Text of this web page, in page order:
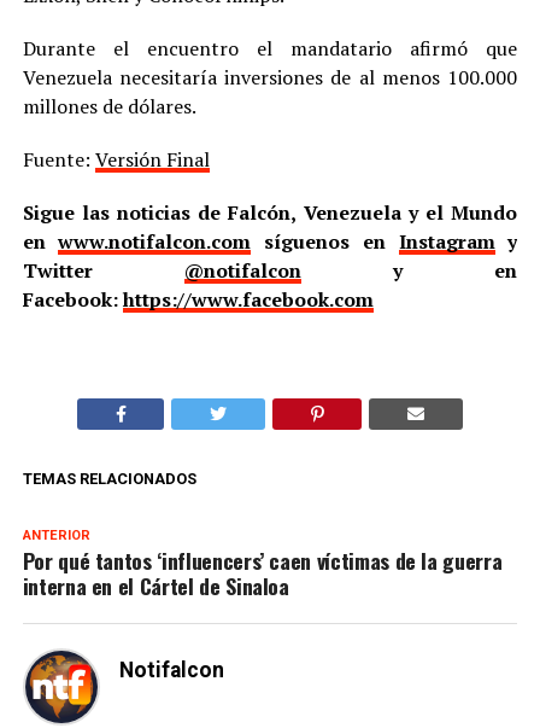
Durante el encuentro el mandatario afirmó que
Venezuela necesitaría inversiones de al menos 100.000
millones de dólares.
Fuente: Versión Final
Sigue las noticias de Falcón, Venezuela y el Mundo
enwww.notifalcon.com síguenos en Instagramy
Twitter @notifalcony en
Facebook:https://www.facebook.com
TEMAS RELACIONADOS
ANTERIOR
Por qué tantos ‘influencers’ caen víctimas de la guerra
interna en el Cártel de Sinaloa
Notifalcon